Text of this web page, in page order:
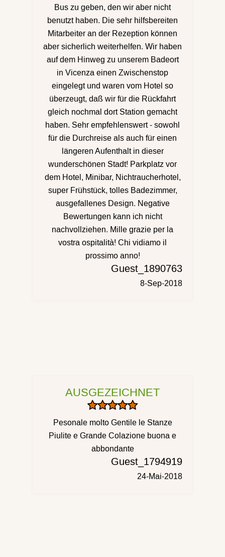
Bus zu geben, den wir aber nicht
benutzt haben. Die sehr hilfsbereiten
Mitarbeiter an der Rezeption können
aber sicherlich weiterhelfen. Wir haben
auf dem Hinweg zu unserem Badeort
in Vicenza einen Zwischenstop
eingelegt und waren vom Hotel so
überzeugt, daß wir für die Rückfahrt
gleich nochmal dort Station gemacht
haben. Sehr empfehlenswert - sowohl
für die Durchreise als auch für einen
längeren Aufenthalt in dieser
wunderschönen Stadt! Parkplatz vor
dem Hotel, Minibar, Nichtraucherhotel,
super Frühstück, tolles Badezimmer,
ausgefallenes Design. Negative
Bewertungen kann ich nicht
nachvollziehen. Mille grazie per la
vostra ospitalità! Chi vidiamo il
prossimo anno!
Guest_1890763
8-Sep-2018
AUSGEZEICHNET
Pesonale molto Gentile le Stanze
Piulite e Grande Colazione buona e
abbondante
Guest_1794919
24-Mai-2018